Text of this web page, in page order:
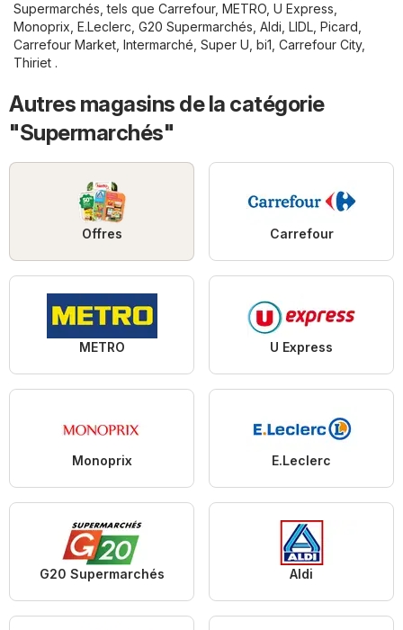
Supermarchés, tels que Carrefour, METRO, U Express,
Monoprix, E.Leclerc, G20 Supermarchés, Aldi, LIDL, Picard,
Carrefour Market, Intermarché, Super U, bi1, Carrefour City,
Thiriet .
Autres magasins de la catégorie
"Supermarchés"
Offres Carrefour
METRO U Express
Monoprix E.Leclerc
G20 Supermarchés Aldi